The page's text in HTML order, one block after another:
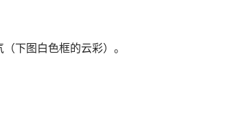
下图白色框的云彩）。